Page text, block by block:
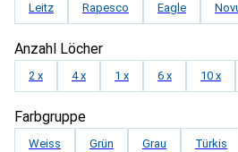
Leitz Rapesco Eagle
Anzahl Löcher
2 x 4 x 1 x 6 x 10 x
Farbgruppe
Weiss Grün Grau Türkis